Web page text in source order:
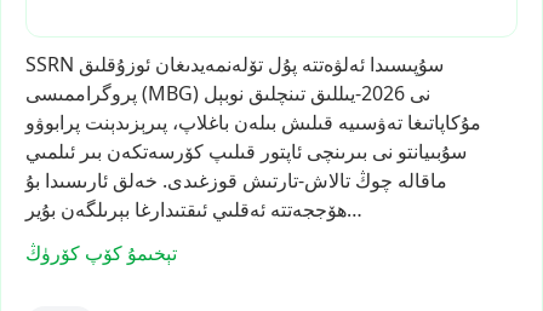
SSRN سۇپىسىدا ئەلۋەتتە پۇل تۆلەنمەيدىغان ئوزۇقلىق
پروگراممىسى (MBG) نى 2026-يىللىق تىنچلىق نوبېل
مۇكاپاتىغا تەۋسىيە قىلىش بىلەن باغلاپ، پىرېزىدېنت پرابوۋو
سۇبىيانتو نى بىرىنچى ئاپتور قىلىپ كۆرسەتكەن بىر ئىلمىي
ماقالە چوڭ تالاش-تارتىش قوزغىدى. خەلق ئارىسىدا بۇ
ھۆججەتتە ئەقلىي ئىقتىدارغا بېرىلگەن
بۇير…
تېخىمۇ كۆپ كۆرۈڭ